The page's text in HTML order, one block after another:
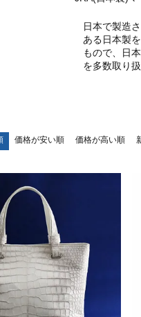
日本で製造
ある日本製
もので、日
を多数取り
価格が安い順 価格が高い順